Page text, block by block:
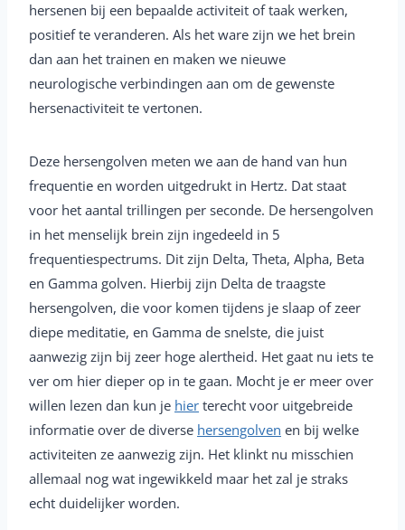
hersenen bij een bepaalde activiteit of taak werken,
positief te veranderen. Als het ware zijn we het brein
dan aan het trainen en maken we nieuwe
neurologische verbindingen aan om de gewenste
hersenactiviteit te vertonen.
Deze hersengolven meten we aan de hand van hun
frequentie en worden uitgedrukt in Hertz. Dat staat
voor het aantal trillingen per seconde. De hersengolven
in het menselijk brein zijn ingedeeld in 5
frequentiespectrums. Dit zijn Delta, Theta, Alpha, Beta
en Gamma golven. Hierbij zijn Delta de traagste
hersengolven, die voor komen tijdens je slaap of zeer
diepe meditatie, en Gamma de snelste, die juist
aanwezig zijn bij zeer hoge alertheid. Het gaat nu iets te
ver om hier dieper op in te gaan. Mocht je er meer over
willen lezen dan kun je hier terecht voor uitgebreide
informatie over de diverse hersengolven en bij welke
activiteiten ze aanwezig zijn. Het klinkt nu misschien
allemaal nog wat ingewikkeld maar het zal je straks
echt duidelijker worden.